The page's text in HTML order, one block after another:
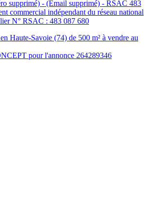
supprimé) - (Email supprimé) - RSAC 483
commercial indépendant du réseau national
N° RSAC : 483 087 680